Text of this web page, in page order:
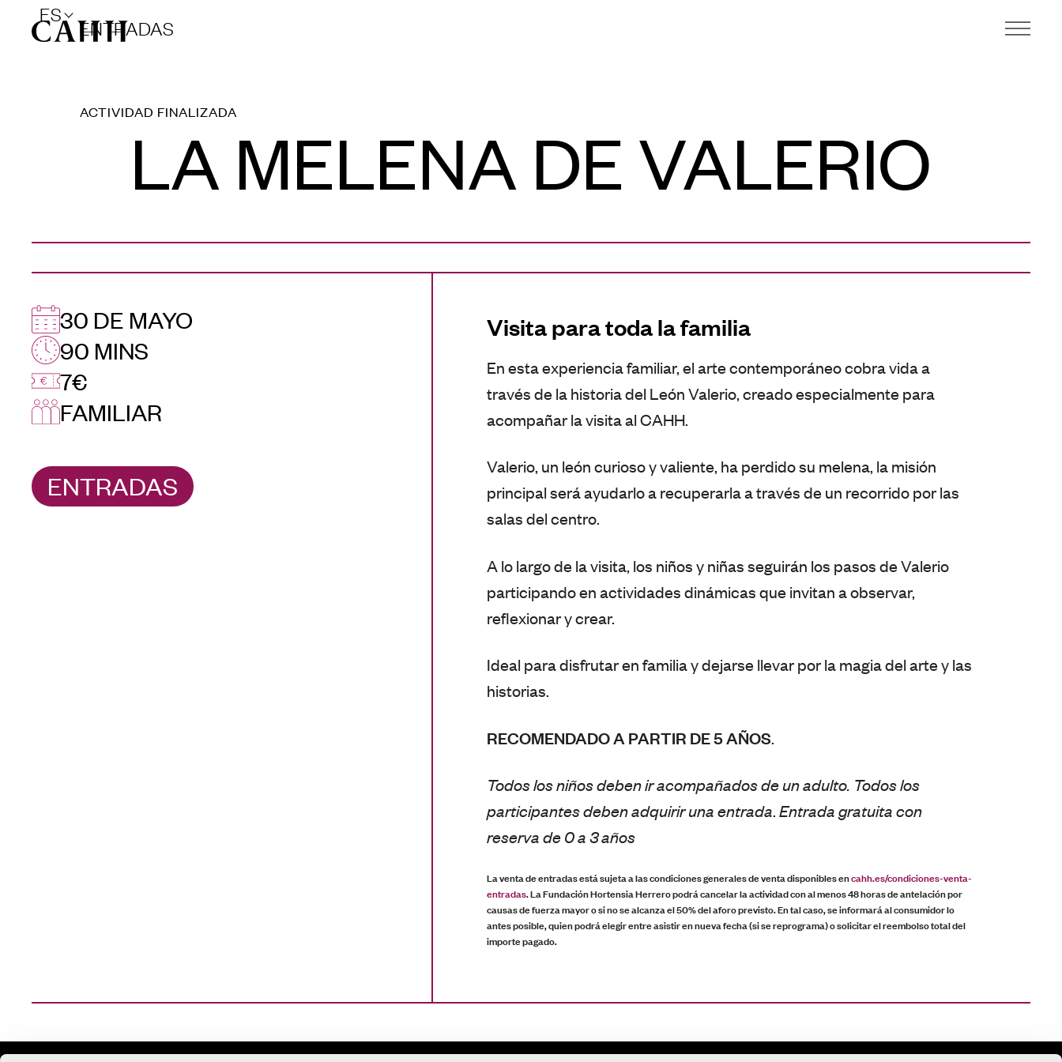
ES
ENTRADAS
ACTIVIDAD FINALIZADA
LA MELENA DE VALERIO
30 DE MAYO
90 MINS
7€
FAMILIAR
ENTRADAS
Visita para toda la familia
En esta experiencia familiar, el arte contemporáneo cobra vida a
través de la historia del León Valerio, creado especialmente para
acompañar la visita al CAHH.
Valerio, un león curioso y valiente, ha perdido su melena, la misión
principal será ayudarlo a recuperarla a través de un recorrido por las
salas del centro.
A lo largo de la visita, los niños y niñas seguirán los pasos de Valerio
participando en actividades dinámicas que invitan a observar,
reflexionar y crear.
Ideal para disfrutar en familia y dejarse llevar por la magia del arte y las
historias.
RECOMENDADO A PARTIR DE 5 AÑOS.
Todos los niños deben ir acompañados de un adulto. Todos los
participantes deben adquirir una entrada.Entrada gratuita con
reserva de 0 a 3 años
La venta de entradas está sujeta a las condiciones generales de venta disponibles encahh.es/condiciones-venta-
entradas. La Fundación Hortensia Herrero podrá cancelar la actividad con al menos 48 horas de antelación por
causas de fuerza mayor o si no se alcanza el 50% del aforo previsto. En tal caso, se informará al consumidor lo
antes posible, quien podrá elegir entre asistir en nueva fecha (si se reprograma) o solicitar el reembolso total del
importe pagado.